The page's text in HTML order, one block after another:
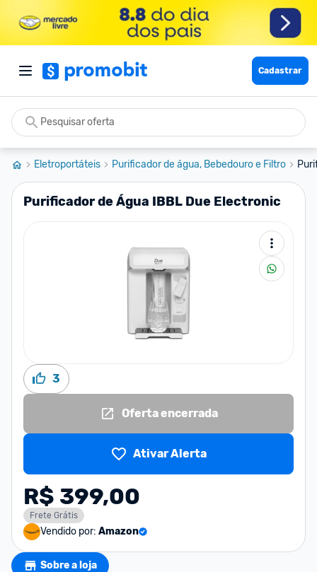
Cadastrar
Eletroportáteis Purificador de água, Bebedouro e Filtro
Purificador de Água IBBL Due Electronic
3
Oferta encerrada
Ativar Alerta
R$ 399,00
Frete Grátis
Vendido por: Amazon
Sobre a loja